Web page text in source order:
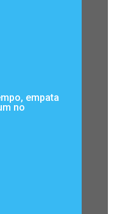
empata
no